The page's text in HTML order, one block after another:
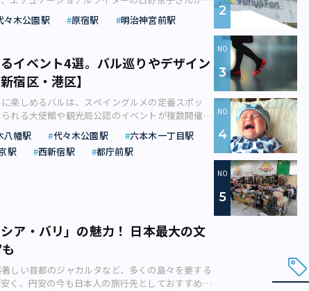
（テイクアウト各481円・イートイン各490円）／
トロベリー」（テイクアウト717円・イートイン
）■2foods渋谷ロフト店 住所：東京都渋谷区宇
間：【月～木・日】11:00〜21:00（L.O.20:00）
L.O.21:30／DRINK L.O.22:00） 定休日：無休 アク
門線、東急田園都市線「渋谷駅」A3番出口より
／罪悪感なく満たされるプラントベーススイー
ンしたばかりのカフェ「plant more（プラント
スイーツはすべて植物由来の食材のみを使用して
ただくプラントベースのスイーツは、買い物途中
：カフェ・カンパニー株式会社リリース） フラン
円）やハーブティー（715円）を合わせて／写真
円）（画像：カフェ・カンパニー株式会社リリ
京都新宿区西新宿1-1-5 ルミネ新宿１ 6F TEL：
L.O.20:00／DRINK L.O.20:30） アクセス：
メトロ丸ノ内線「新宿駅」直結 ※詳細は公式サ
ニーホップ）」なども参加とのこと、どんなア
色」が気になる！（画像：あおときリリース）
田谷区北沢3-9-19 マスタードホテル前デッキ 開
・京王井の頭線「下北沢駅」より徒歩1分 ※詳細
下北沢店／芸能事務所運営のワンハンドフード
Sloth（ロールスロース）下北沢店」。ライスペ
」が人気です。2023年12月にオープンしたばかり
ト、クリエイターなど才能豊かな面々がショップ
ある生春巻き「SHIMOKITA ROLL」（画像：株式
は、「牡蠣トリュフ」「焼肉もち米」「豚しゃ
ース）■Roll Sloth下北沢店 住所：東京都世田谷
地」前・一番街商店街入口 開催時間：8:00〜
「下北沢駅」より徒歩5分 ※詳細は公式サイトを
テッドストア 下北沢／シモキタの新たな拠点・モ
半年間限定ショップとしてオープンしていた
か？ 写真左：2024春の期間限定アートキット／
人YMハウスリリース）■art for café 2024春の
ース」 期間：2024年3月3日（日）～5月6日
館内） TEL：03-3486-8000 営業時間：10：00～
の場合、翌火曜）、年末年始 アクセス：東京メト
」B1出口より徒歩9分 渋谷駅東口より51番のりば
部前」下車 徒歩1分 ※その他ワークショップや
パネル」
・マートラボ）」。3月3日（日）より開催され
。「今、自分の心が大切にしている宝物（価値
けることもできます。 消費期限が切れてしまった
株式会社リリース） 潜在的に大切にしてきた
す。ドライフラワーとアートと音楽に囲まれた心
そうですね。 所要時間約2時間、おひとり様での
会社リリース）■numARTlabo 住所：東京都渋谷
ス）【その他の画像】＞＞ ●スイーツショップ＆
日 代々木上原の和洋菓子店「小楽園 TEA
ィーサロン アンド ブティック）」では、オープ
Hidden Mountains」と題したバレンタイン
ます。 店舗外観。「桃源郷の土産物屋」をコンセ
楽しめる（画像：株式会社KLOKAリリース） 店
を集めた「チョコレートの山」が山脈にバージョ
類から好みの味のチョコレートを2種類チョイ
ーダーすると、ハンマーとノミで掘り出してくれ
語が描かれたミニブックとともに“からくり人形”
な小瓶はタッセルで飾り付けできる（画像：株式
わいらしい瓶に詰められますが、店内で販売して
コレートを味わうことができます。 味に変化をつ
のお味変」（330円）（画像：株式会社KLOKAリ
トにした「小楽園」にはこの他にも看板商品の
タリのエキゾチックで個性豊かな商品がそろって
チョコレートを存分に楽しんでみるのもいいです
しずつ春に近づいていますが、まだ寒さが続くと
がありますよね。そういう時におすすめなのが全
ルメイベントです。旅気分に浸れ、これからの観
しめる東京近郊のイベントやニューオープンのお
また格別！（画像：SAKANA ＆ JAPAN FESTIVAL
＞ 【横浜】酒処 鍋小屋／開催中～1月28日 日本
ろ楽しみたいという方におすすめなのが、横浜の
催中の「酒処 鍋小屋2024」です。 赤提灯に昭
テント会場の一画には、コタツと畳の小上がりス
委する「秋田県大館市直送!本場きりたんぽ鍋」
「かもと霜降りひらたけ鍋」など18店舗が集結
トから自分たちで選んだ好きな鍋を作ることがで
には刺身やフライもそろい、食べながら地産地
「宮城」 山和 for oyster 純米吟醸、「秋田」山本
醸（画像：みなとみらいPRセンターリリース）
国各地から150種以上集結。酒の肴には北海道の
々木公園駅 原宿駅
明治神宮前駅
イベント4選。バル巡りやデザイン
宿区・港区】
楽しめるバルは、スペイングルメの定番スポッ
れる大使館や観光局公認のイベントが複数開催中
ジャーナリスト・フォトグラファーのシカマアキ
す。 情熱の国で知られるスペイン。芸術やグル
おいて魅力が多く、何度も訪れたい旅行先として
代々木公園で開催されます。日本スペイン交流
毎年10万人以上が来場。今回で11年目、10回目の
から、広げていく」がテーマ。新たな合言
ミリア！）”の掛け声とともに、スペインが丸ご
デ・エスパーニャ」名物、大鍋パエリアが今回も
八幡駅 代々木公園駅
六本木一丁目駅
駅 西新宿駅 都庁前駅
ア・バリ」の魅力！ 日本最大の文
しい首都のジャカルタなど、多くの島々を要する
く、円安の今も日本人の旅行先としておすすめで